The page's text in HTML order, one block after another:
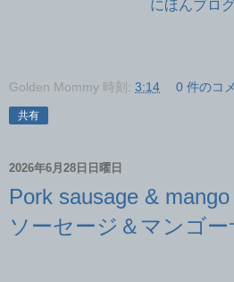
にほんブロ
Golden Mommy 時刻: 3:14 0 件のコ
共有
2026年6月28日日曜日
Pork sausage &
ソーセージ＆マンゴ